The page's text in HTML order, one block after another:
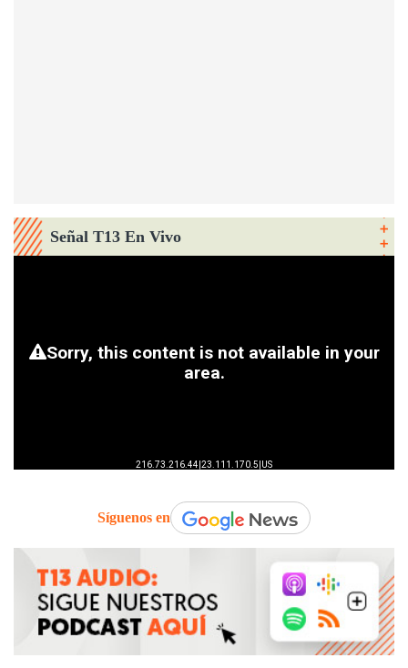
Señal T13 En Vivo
Síguenos en